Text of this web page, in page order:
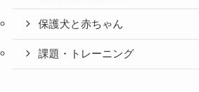
保護犬と赤ちゃん
課題・トレーニング